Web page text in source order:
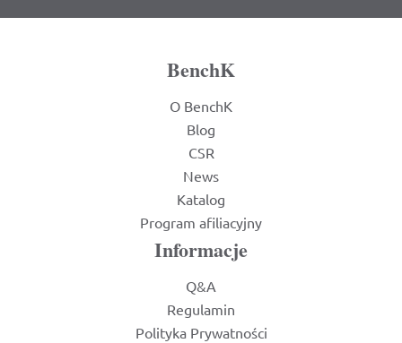
BenchK
O BenchK
Blog
CSR
News
Katalog
Program afiliacyjny
Informacje
Q&A
Regulamin
Polityka Prywatności